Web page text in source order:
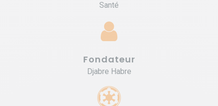
Santé
Fondateur
Djabre Habre